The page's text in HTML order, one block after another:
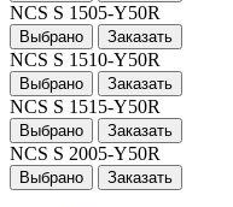
NCS S 1505-Y50R
Выбрано Заказать
NCS S 1510-Y50R
Выбрано Заказать
NCS S 1515-Y50R
Выбрано Заказать
NCS S 2005-Y50R
Выбрано Заказать